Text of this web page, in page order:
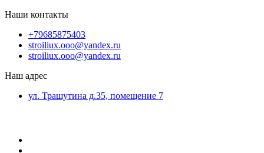
Наши контакты
+79685875403
stroiliux.ooo@yandex.ru
stroiliux.ooo@yandex.ru
Наш адрес
ул. Трашутина д.35, помещение 7